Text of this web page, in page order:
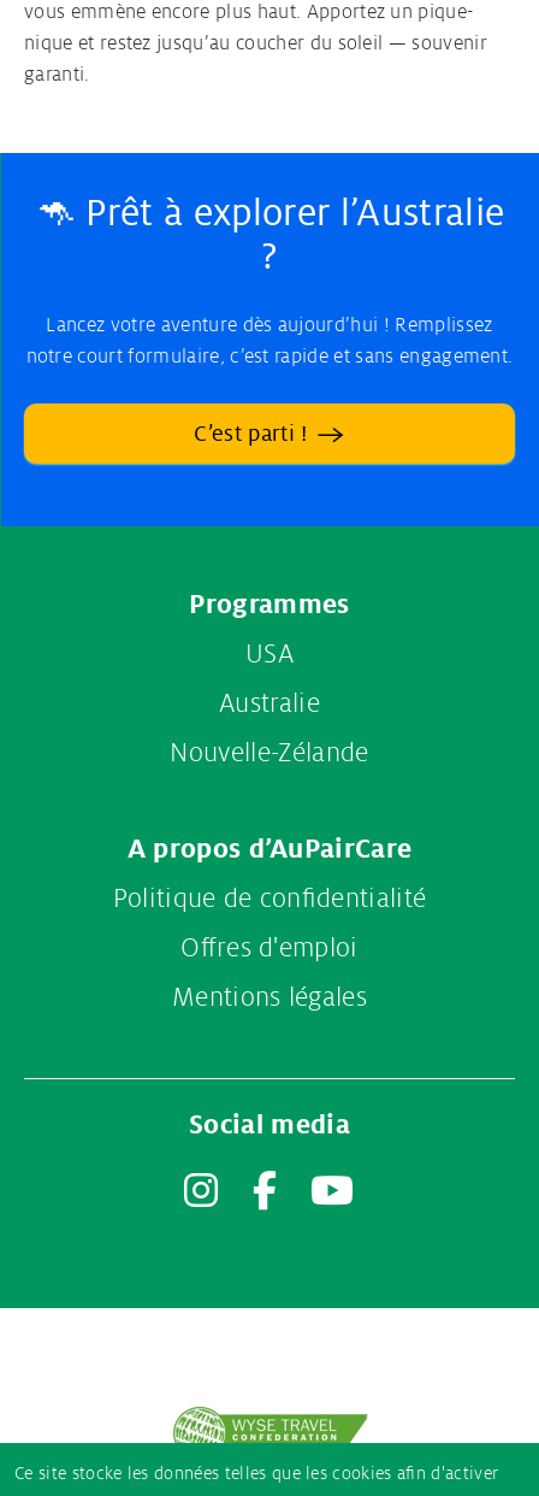
Ce site stocke les données telles que les cookies afin d'activer
vous emmène encore plus haut. Apportez un pique-
nique et restez jusqu’au coucher du soleil — souvenir
garanti.
🦘 Prêt à explorer l’Australie
?
Lancez votre aventure dès aujourd’hui ! Remplissez
notre court formulaire, c’est rapide et sans engagement.
C’est parti !
Programmes
USA
Australie
Nouvelle-Zélande
A propos d’AuPairCare
Politique de confidentialité
Offres d'emploi
Mentions légales
Social media
Instagram
Facebook
YouTube